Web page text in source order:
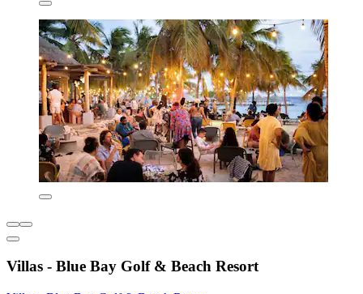
Villas - Blue Bay Golf & Beach Resort